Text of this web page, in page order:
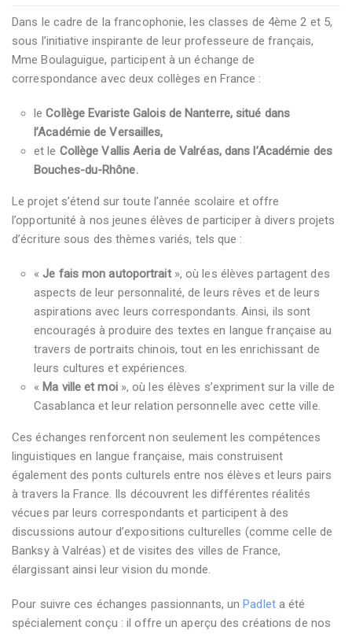
Dans le cadre de la francophonie, les classes de 4ème 2 et 5,
sous l’initiative inspirante de leur professeure de français,
Mme Boulaguigue, participent à un échange de
correspondance avec deux collèges en France :
leCollège Evariste Galois de Nanterre, situé dans
l’Académie de Versailles,
et le Collège Vallis Aeria de Valréas, dans l’Académie des
Bouches-du-Rhône.
Le projet s’étend sur toute l’année scolaire et offre
l’opportunité à nos jeunes élèves de participer à divers projets
d’écriture sous des thèmes variés, tels que :
« Je fais mon autoportrait», où les élèves partagent des
aspects de leur personnalité, de leurs rêves et de leurs
aspirations avec leurs correspondants. Ainsi, ils sont
encouragés à produire des textes en langue française au
travers de portraits chinois, tout en les enrichissant de
leurs cultures et expériences.
« Ma ville et moi», où les élèves s’expriment sur la ville de
Casablanca et leur relation personnelle avec cette ville.
Ces échanges renforcent non seulement les compétences
linguistiques en langue française, mais construisent
également des ponts culturels entre nos élèves et leurs pairs
à travers la France. Ils découvrent les différentes réalités
vécues par leurs correspondants et participent à des
discussions autour d’expositions culturelles (comme celle de
Banksy à Valréas) et de visites des villes de France,
élargissant ainsi leur vision du monde.
Pour suivre ces échanges passionnants, unPadleta été
spécialement conçu : il offre un aperçu des créations de nos